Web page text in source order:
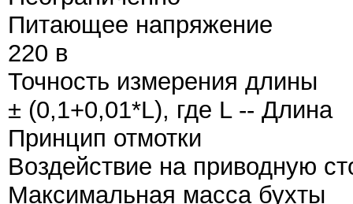
Питающее напряжение
220 в
Точность измерения длины
± (0,1+0,01*L), где L -- Длина
Принцип отмотки
Воздействие на приводную
Максимальная масса бухты